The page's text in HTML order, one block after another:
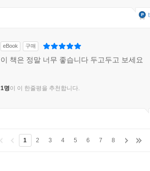
eBook 구매
이 책은 정말 너무 좋습니다 두고두고 보세요
1명이 이 한줄평을 추천합니다.
1 2 3 4 5 6 7 8